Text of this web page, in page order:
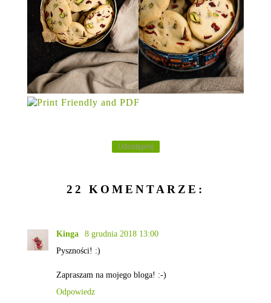
Udostępnij
22 KOMENTARZE:
Kinga
8 grudnia 2018 13:00
Pyszności! :)
Zapraszam na mojego bloga! :-)
Odpowiedz